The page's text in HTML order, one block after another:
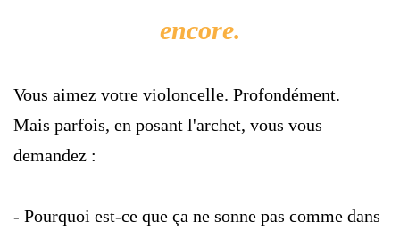
encore.
Vous aimez votre violoncelle. Profondément.
Mais parfois, en posant l'archet, vous vous
demandez :
- Pourquoi est-ce que ça ne sonne pas comme dans